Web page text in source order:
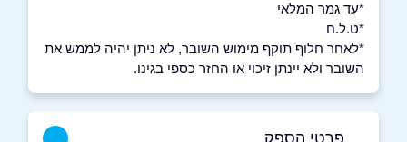
*עד גמר המלאי
*ט.ל.ח
*לאחר חלוף תוקף מימוש השובר, לא ניתן יהיה לממש את
השובר ולא יינתן זיכוי או החזר כספי בגינו.
פרטי הספק